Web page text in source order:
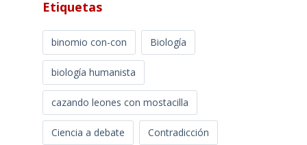
Etiquetas
binomio con-con Biología
biología humanista
cazando leones con mostacilla
Ciencia a debate Contradicción